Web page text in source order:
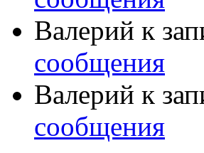
Валерий к
сообщения
Валерий к
сообщения